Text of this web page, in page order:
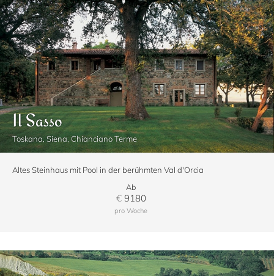
Il Sasso
Toskana, Siena, Chianciano Terme
Altes Steinhaus mit Pool in der berühmten Val d'Orcia
Ab
€9180
pro Woche